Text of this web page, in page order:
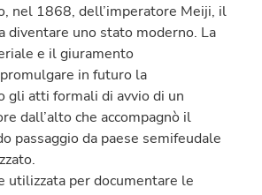
nel 1868, dell’imperatore Meiji, il
diventare uno stato moderno. La
e il giuramento
in futuro la
gli atti formali di avvio di un
dall’alto che accompagnò il
passaggio da paese semifeudale
utilizzata per documentare le